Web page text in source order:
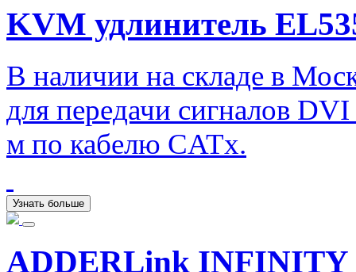
KVM удлинитель
В наличии на складе в
для передачи сигналов
м по кабелю CATx.
Узнать больше
ADDERLink INFINITY